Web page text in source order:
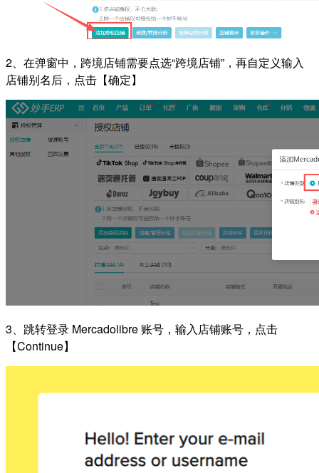
2、在弹窗中，跨境店铺需要点选“跨境店铺”，再自定义输入
店铺别名后，点击【确定】
3、跳转登录 Mercadolibre 账号，输入店铺账号，点击
【Continue】